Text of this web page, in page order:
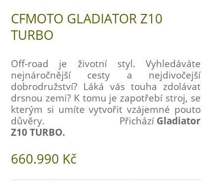
CFMOTO GLADIATOR Z10
TURBO
Off-road je životní styl. Vyhledáváte
nejnáročnější cesty a nejdivočejší
dobrodružství? Láká vás touha zdolávat
drsnou zemi? K tomu je zapotřebí stroj, se
kterým si umíte vytvořit vzájemné pouto
důvěry. PřicházíGladiator
Z10 TURBO.
660.990 Kč